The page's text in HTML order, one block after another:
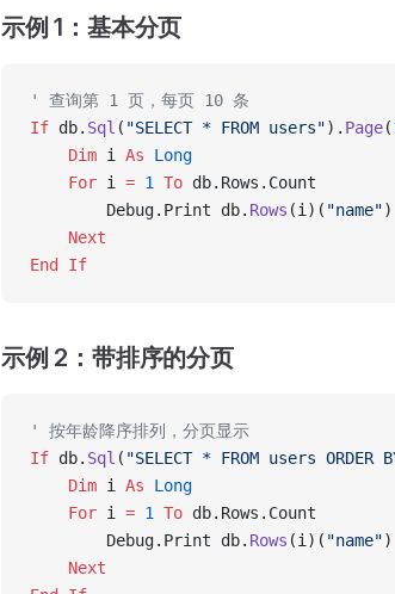
示例 1：基本分页
' 查询第 1 页，每页 10 条
If db. Sql ( "SELECT * FROM users"). Page(
    Dim
i As Long
    For
i = 1 To db.Rows.Count
        Debug.Print db.
Rows (i)( "name")
    Next
End If
示例 2：带排序的分页
' 按年龄降序排列，分页显示
If db. Sql ( "SELECT * FROM users ORDER
    Dim
i As Long
    For
i = 1 To db.Rows.Count
        Debug.Print db.
Rows (i)( "name")
    Next